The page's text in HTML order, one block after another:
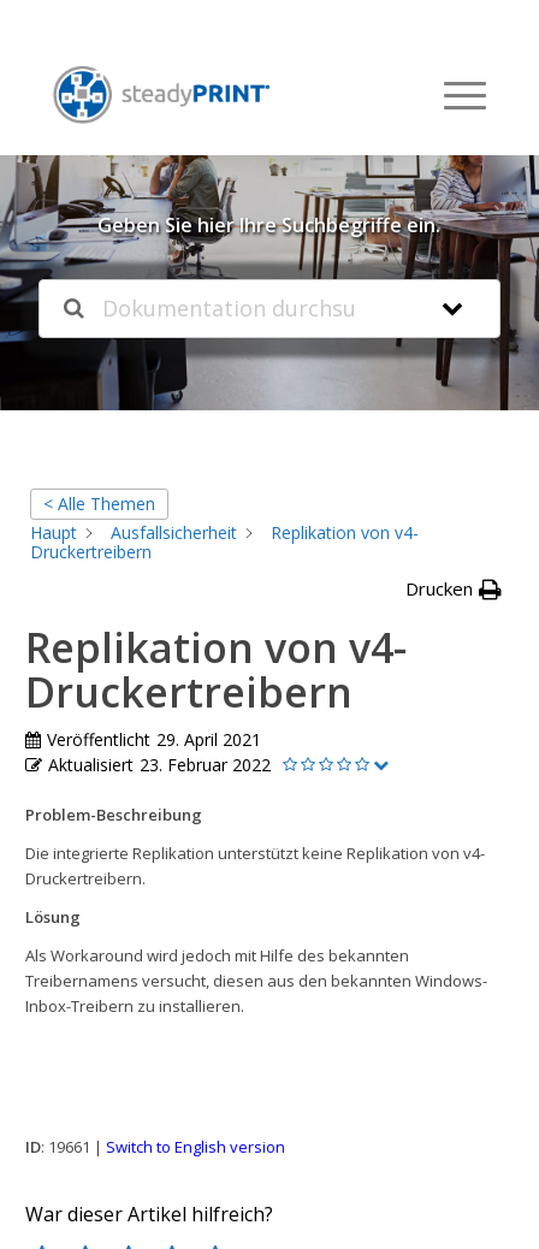
Willkommen in unserer
Knowledgebase
Geben Sie hier Ihre Suchbegriffe ein.
< Alle Themen
Haupt
Ausfallsicherheit
Replikation von v4-
Druckertreibern
Drucken
Replikation von v4-
Druckertreibern
Veröffentlicht 29. April 2021
Aktualisiert 23. Februar 2022
Problem-Beschreibung
Die integrierte Replikation unterstützt keine Replikation von v4-
Druckertreibern.
Lösung
Als Workaround wird jedoch mit Hilfe des bekannten
Treibernamens versucht, diesen aus den bekannten Windows-
Inbox-Treibern zu installieren.
ID: 19661 | Switch to English version
War dieser Artikel hilfreich?